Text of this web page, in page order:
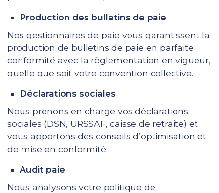
Production des bulletins de paie
Nos gestionnaires de paie vous garantissent la
production de bulletins de paie en parfaite
conformité avec la règlementation en vigueur,
quelle que soit votre convention collective.
Déclarations sociales
Nous prenons en charge vos déclarations
sociales (DSN, URSSAF, caisse de retraite) et
vous apportons des conseils d’optimisation et
de mise en conformité.
Audit paie
Nous analysons votre politique de